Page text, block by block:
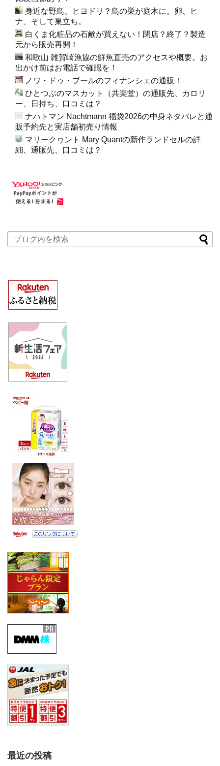
身近な野鳥、ヒヨドリ？鳥の巣が庭木に。卵、ヒ
ナ、そして巣立ち。
白くま化粧品の石鹸が買えない！閉店？終了？製造
元から販売再開！
和歌山 雑賀崎漁協の鮮魚直売のアクセスや概要。お
出かけ前はお電話で確認を！
ノワ・ドゥ・ブールのフィナンシェの通販！
ひとつぶのマスカット（共楽堂）の通販先、カロリ
ー、日持ち、口コミは？
ナハトマン Nachtmann 福袋2026の中身ネタバレと通
販予約先と実店舗初売り情報
マリークヮント Mary Quantの新作ランドセルの詳
細、通販先、口コミは？
最近の投稿